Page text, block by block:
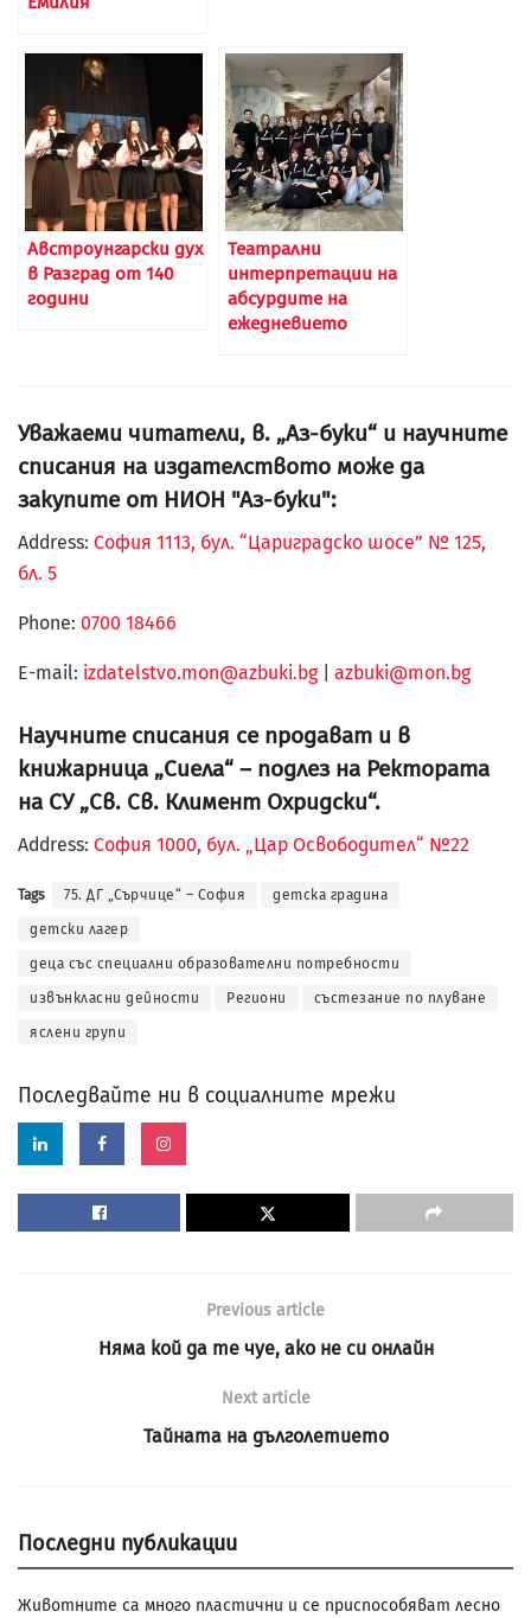
Австроунгарски дух
в Разград от 140
години
Театрални
интерпретации на
абсурдите на
ежедневието
Уважаеми читатели, в. „Аз-буки“ и научните
списания на издателството може да
закупите от НИОН "Аз-буки":
Address: София 1113, бул. “Цариградско шосе” № 125,
бл. 5
Phone: 0700 18466
Е-mail: izdatelstvo.mon@azbuki.bg| azbuki@mon.bg
Научните списания се продават и в
книжарница „Сиела“ – подлез на Ректората
на СУ „Св. Св. Климент Охридски“.
Address: София 1000, бул. „Цар Освободител“ №22
Tags 75. ДГ „Сърчице“ – София детска градина
детски лагер
деца със специални образователни потребности
извънкласни дейности Региони състезание по плуване
яслени групи
Последвайте ни в социалните мрежи
Previous article
Няма кой да те чуе, ако не си онлайн
Next article
Тайната на дълголетието
Последни публикации
Животните са много пластични и се приспособяват лесно